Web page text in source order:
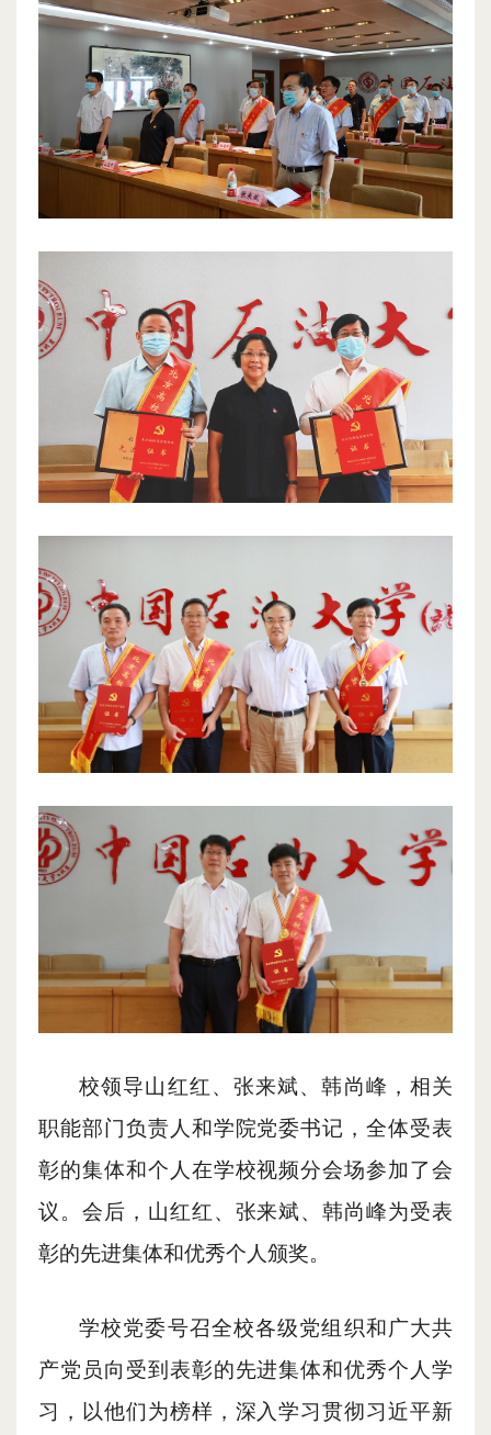
校领导山红红、张来斌、韩尚峰， 相关
职能部门负责人和学院党委书记，全体受表
彰的集体和个人在学校视频分会场参加了会
议。 会后 ， 山红红、张来斌、韩尚峰为受表
彰的先进集体和优秀个人颁奖。
学校党委号召全校各级党组织和广大共
产党员向受到表彰的先进集体和优秀个人学
习，以他们为榜样 ， 深入学习贯彻习近平新